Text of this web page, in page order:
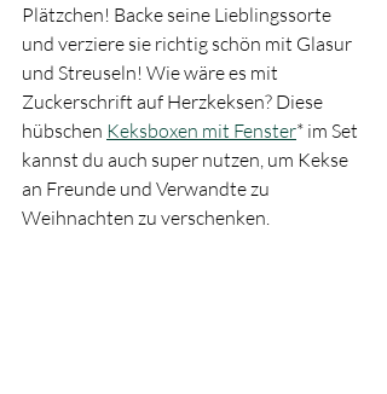
Plätzchen! Backe seine Lieblingssorte
und verziere sie richtig schön mit Glasur
und Streuseln! Wie wäre es mit
Zuckerschrift auf Herzkeksen? Diese
hübschen Keksboxen mit Fenster* im Set
kannst du auch super nutzen, um Kekse
an Freunde und Verwandte zu
Weihnachten zu verschenken.